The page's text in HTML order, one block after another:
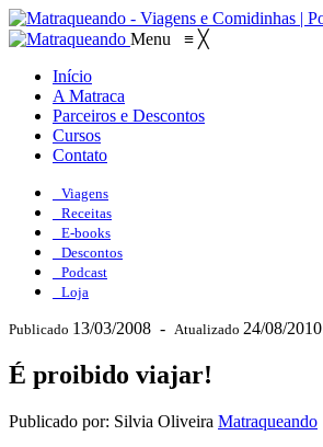
Menu ≡ ╳
Início
A Matraca
Parceiros e Descontos
Cursos
Contato
Viagens
Receitas
E-books
Descontos
Podcast
Loja
Publicado 13/03/2008 - Atualizado 24/08/2010
É proibido viajar!
Publicado por: Silvia Oliveira Matraqueando